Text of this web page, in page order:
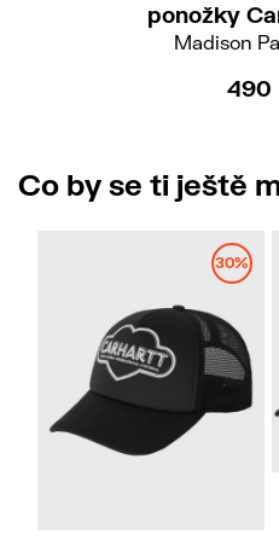
ponožky
Madison
490
Co by se ti ještě
30%